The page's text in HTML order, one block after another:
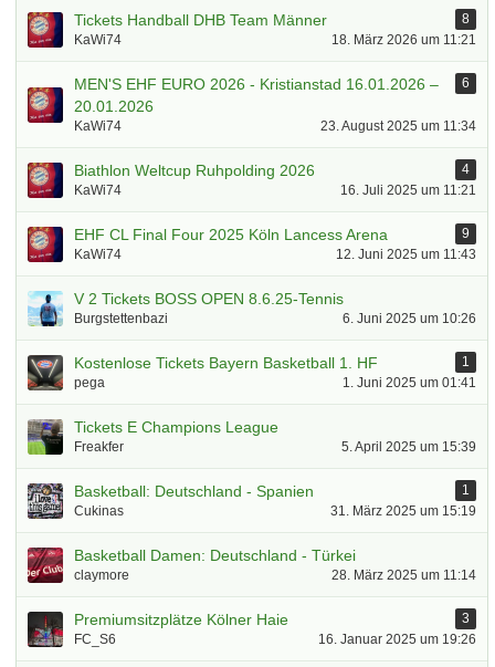
Tickets Handball DHB Team Männer
8
KaWi74
18. März 2026 um 11:21
MEN'S EHF EURO 2026 - Kristianstad 16.01.2026 –
20.01.2026
6
KaWi74 23. August 2025 um 11:34
Biathlon Weltcup Ruhpolding 2026
4
KaWi74
16. Juli 2025 um 11:21
EHF CL Final Four 2025 Köln Lancess Arena
9
KaWi74
12. Juni 2025 um 11:43
V 2 Tickets BOSS OPEN 8.6.25-Tennis
Burgstettenbazi 6. Juni 2025 um 10:26
Kostenlose Tickets Bayern Basketball 1. HF
1
pega
1. Juni 2025 um 01:41
Tickets E Champions League
Freakfer 5. April 2025 um 15:39
Basketball: Deutschland - Spanien
1
Cukinas
31. März 2025 um 15:19
Basketball Damen: Deutschland - Türkei
claymore 28. März 2025 um 11:14
Premiumsitzplätze Kölner Haie
3
FC_S6
16. Januar 2025 um 19:26